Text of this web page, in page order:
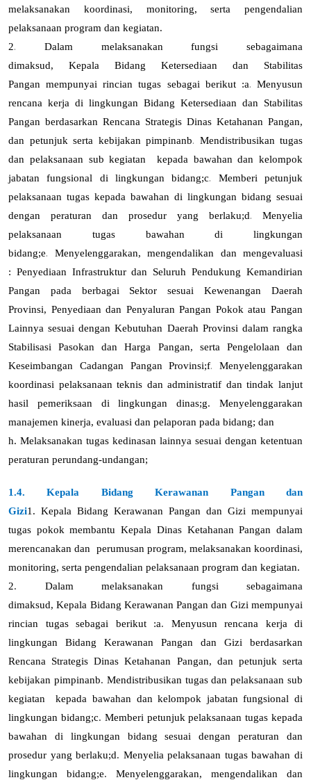
melaksanakan koordinasi, monitoring, serta pengendalian
pelaksanaan program dan kegiatan.
2.
Dalam melaksanakan fungsi sebagaimana
dimaksud, Kepala
Bidang Ketersediaan dan Stabilitas
Pangan mempunyai rincian tugas sebagai berikut :a.Menyusun
rencana kerja di lingkungan Bidang Ketersediaan dan Stabilitas
Pangan berdasarkan Rencana Strategis Dinas Ketahanan Pangan,
dan petunjuk serta kebijakan pimpinanb. Mendistribusikan tugas
dan pelaksanaan sub kegiatan kepada bawahan dan kelompok
jabatan fungsional di lingkungan bidang;c.
Memberi petunjuk
pelaksanaan tugas kepada bawahan di lingkungan bidang sesuai
dengan peraturan dan prosedur yang berlaku;d.
Menyelia
pelaksanaan tugas bawahan di lingkungan
bidang;e.
Menyelenggarakan, mengendalikan dan mengevaluasi
: Penyediaan Infrastruktur dan Seluruh Pendukung Kemandirian
Pangan pada berbagai Sektor sesuai Kewenangan Daerah
Provinsi, Penyediaan dan Penyaluran Pangan Pokok atau Pangan
Lainnya sesuai dengan Kebutuhan Daerah Provinsi dalam rangka
Stabilisasi Pasokan dan Harga Pangan, serta Pengelolaan dan
Keseimbangan Cadangan Pangan Provinsi;f.
Menyelenggarakan
koordinasi pelaksanaan teknis dan administratif dan tindak lanjut
hasil pemeriksaan di lingkungan dinas;g.Menyelenggarakan
manajemen kinerja, evaluasi dan pelaporan pada bidang; dan
h. Melaksanakan tugas kedinasan lainnya sesuai dengan ketentuan
peraturan perundang-undangan;
1.4. Kepala Bidang Kerawanan Pangan dan
Gizi1. Kepala Bidang Kerawanan Pangan dan Gizi mempunyai
tugas pokok membantu Kepala Dinas Ketahanan Pangan dalam
merencanakan dan perumusan program, melaksanakan koordinasi,
monitoring, serta pengendalian pelaksanaan program dan kegiatan.
2. Dalam melaksanakan fungsi sebagaimana
dimaksud,Kepala Bidang Kerawanan Pangan dan Gizi mempunyai
rincian tugas sebagai berikut :a. Menyusun rencana kerja di
lingkungan Bidang Kerawanan Pangan dan Gizi berdasarkan
Rencana Strategis Dinas Ketahanan Pangan, dan petunjuk serta
kebijakan pimpinanb. Mendistribusikan tugas dan pelaksanaan sub
kegiatan kepada bawahan dan kelompok jabatan fungsional di
lingkungan bidang;c. Memberi petunjuk pelaksanaan tugas kepada
bawahan di lingkungan bidang sesuai dengan peraturan dan
prosedur yang berlaku;d. Menyelia pelaksanaan tugas bawahan di
lingkungan bidang;e. Menyelenggarakan, mengendalikan dan